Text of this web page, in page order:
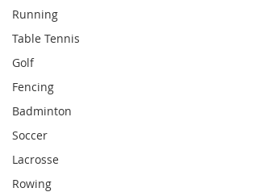
Running
Table Tennis
Golf
Fencing
Badminton
Soccer
Lacrosse
Rowing